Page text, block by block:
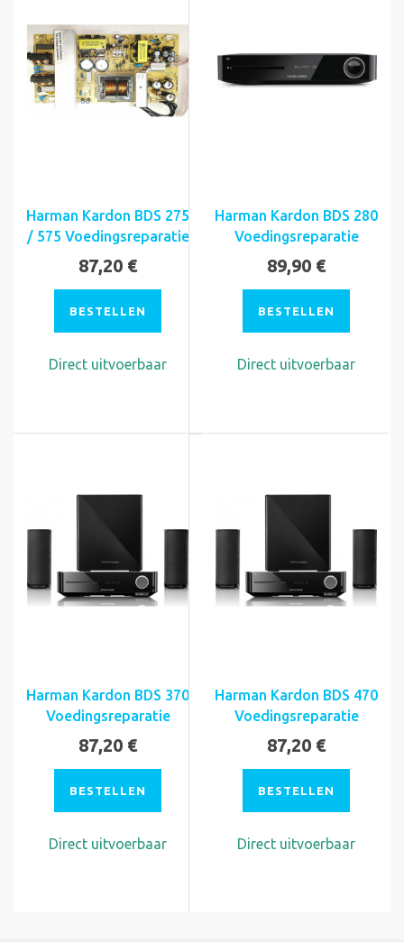
Harman Kardon BDS 275
/ 575 Voedingsreparatie
87,20 €
BESTELLEN
Direct uitvoerbaar
Harman Kardon BDS 280
Voedingsreparatie
89,90 €
BESTELLEN
Direct uitvoerbaar
Harman Kardon BDS 370
Voedingsreparatie
87,20 €
BESTELLEN
Direct uitvoerbaar
Harman Kardon BDS 470
Voedingsreparatie
87,20 €
BESTELLEN
Direct uitvoerbaar